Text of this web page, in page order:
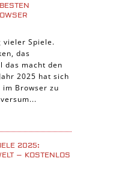
vieler Spiele.
das
das macht den
2025 hat sich
Browser zu
2025:
– KOSTENLOS